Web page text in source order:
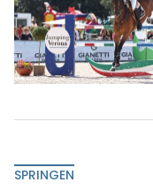
SPRINGEN